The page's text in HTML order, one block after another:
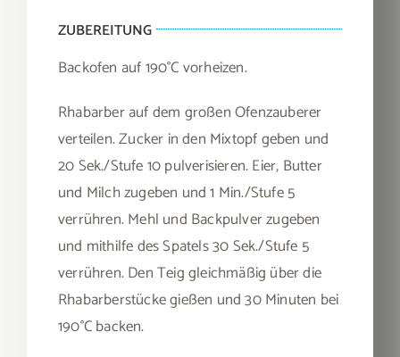
ZUBEREITUNG
Backofen auf 190°C vorheizen.
Rhabarber auf dem großen Ofenzauberer
verteilen. Zucker in den Mixtopf geben und
20 Sek./Stufe 10 pulverisieren. Eier, Butter
und Milch zugeben und 1 Min./Stufe 5
verrühren. Mehl und Backpulver zugeben
und mithilfe des Spatels 30 Sek./Stufe 5
verrühren. Den Teig gleichmäßig über die
Rhabarberstücke gießen und 30 Minuten bei
190°C backen.